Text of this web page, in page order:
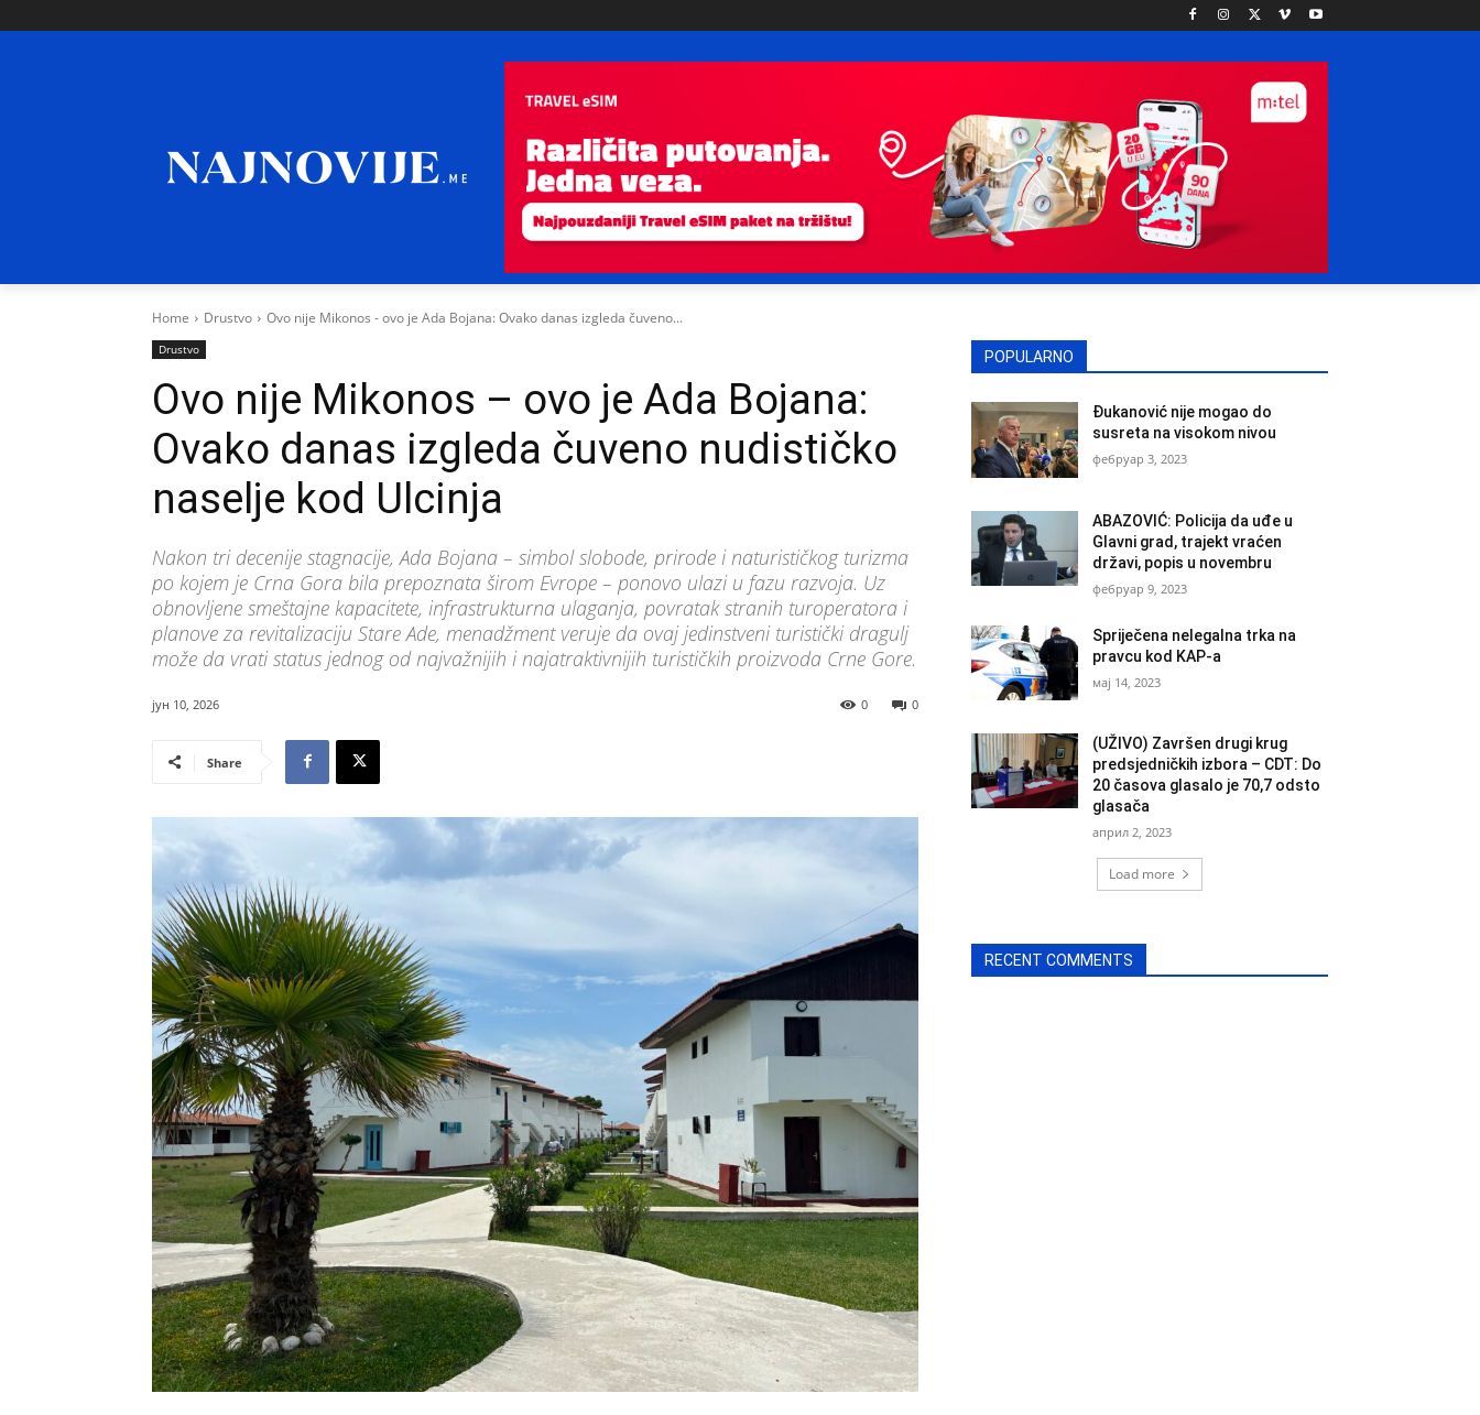
Home Drustvo Ovo nije Mikonos - ovo je Ada Bojana: Ovako danas izgleda čuveno...
Drustvo
Ovo nije Mikonos – ovo je Ada Bojana:
Ovako danas izgleda čuveno nudističko
naselje kod Ulcinja
Nakon tri decenije stagnacije, Ada Bojana – simbol slobode, prirode i naturističkog turizma
po kojem je Crna Gora bila prepoznata širom Evrope – ponovo ulazi u fazu razvoja. Uz
obnovljene smeštajne kapacitete, infrastrukturna ulaganja, povratak stranih turoperatora i
planove za revitalizaciju Stare Ade, menadžment veruje da ovaj jedinstveni turistički dragulj
može da vrati status jednog od najvažnijih i najatraktivnijih turističkih proizvoda Crne Gore.
јун 10, 2026 0
0
Share
POPULARNO
Đukanović nije mogao do
susreta na visokom nivou
фебруар 3, 2023
ABAZOVIĆ: Policija da uđe u
Glavni grad, trajekt vraćen
državi, popis u novembru
фебруар 9, 2023
Spriječena nelegalna trka na
pravcu kod KAP-a
мај 14, 2023
(UŽIVO) Završen drugi krug
predsjedničkih izbora – CDT: Do
20 časova glasalo je 70,7 odsto
glasača
април 2, 2023
Load more
RECENT COMMENTS